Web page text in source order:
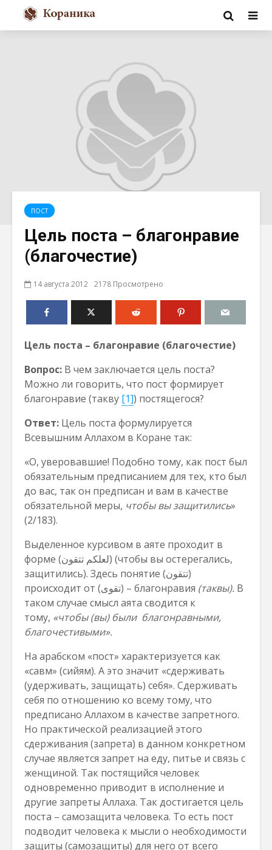
ПОСТ
Цель поста – благонравие
(благочестие)
14 августа 2012 2178 Просмотрено
Цель поста – благонравие (благочестие)
Вопрос: В чем заключается цель поста?
Можно ли говорить, что пост формирует
благонравие (такву [1]) постящегося?
Ответ: Цель поста формулируется
Всевышним Аллахом в Коране так:
«О, уверовавшие! Подобно тому, как пост был
обязательным предписанием для тех, кто был
до вас, так он предписан и вам в качестве
обязательной меры, чтобы вы защитились»
(2/183).
Выделенное курсивом в аяте проходит в
форме (لعلكم تتقون) (чтобы вы остерегались,
защитились). Здесь понятие (تتقون)
происходит от (تقوى) – благонравия (таквы). В
таком случае смысл аята сводится к
тому, «чтобы (вы) были благонравными,
благочестивыми».
На арабском «пост» характеризуется как
«савм» (сийям). А это значит «сдерживать
(удерживать, защищать) себя». Сдерживать
себя по отношению ко всему тому, что
предписано Аллахом в качестве запретного.
Но практической реализацией этого
сдерживания (запрета) в данном конкретном
случае является запрет на еду, питье и связь с
женщиной. Так постящийся человек
одновременно приводит в исполнение и
другие запреты Аллаха. Так достигается цель
поста – самозащита человека. То есть пост
подводит человека к мысли о необходимости
защиты (самозащиты) для него от всего